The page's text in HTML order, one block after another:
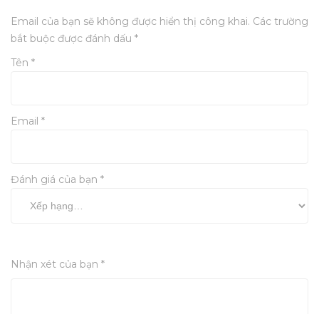
Email của bạn sẽ không được hiển thị công khai. Các trường
bắt buộc được đánh dấu *
Tên *
Email *
Đánh giá của bạn *
Nhận xét của bạn *